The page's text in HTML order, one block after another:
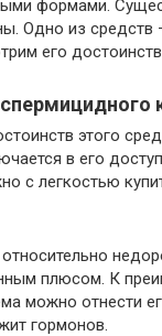
формами.
Одно из средств
его
этого
в его
с легкостью
плюсом. К
можно отнести
гормонов.